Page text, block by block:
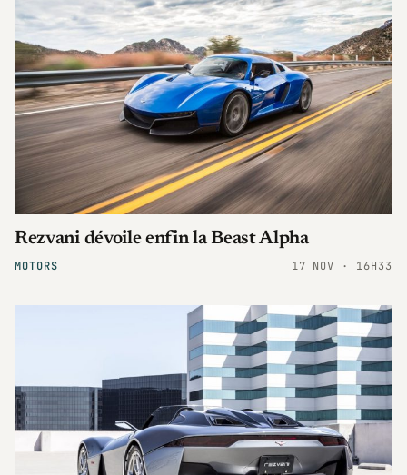
MOTORS
Rezvani dévoile enfin la Beast Alpha
17 NOV · 16H33